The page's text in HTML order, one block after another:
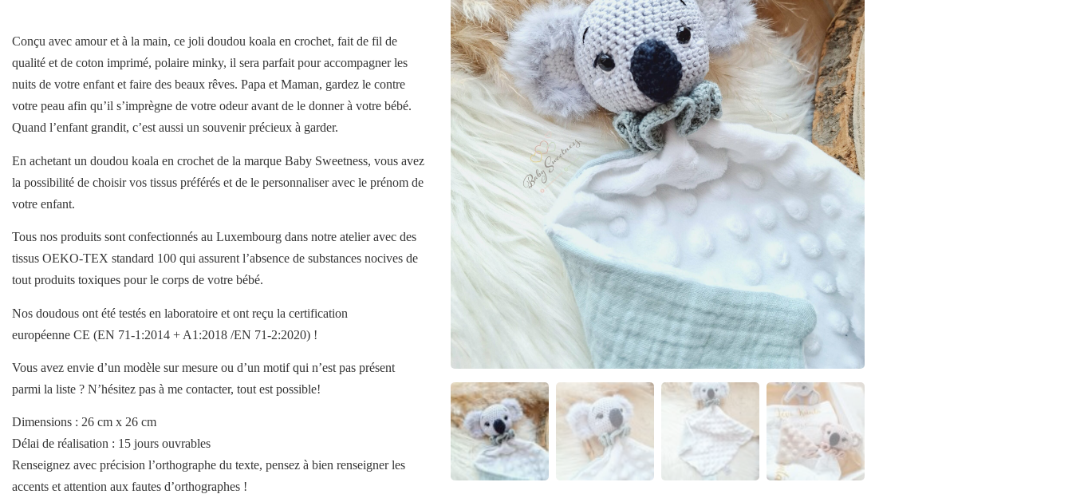
Conçu avec amour et à la main, ce joli doudou koala en crochet, fait de fil de
qualité et de coton imprimé, polaire minky, il sera parfait pour accompagner les
nuits de votre enfant et faire des beaux rêves. Papa et Maman, gardez le contre
votre peau afin qu’il s’imprègne de votre odeur avant de le donner à votre bébé.
Quand l’enfant grandit, c’est aussi un souvenir précieux à garder.
En achetant un doudou koala en crochet de la marque Baby Sweetness, vous avez
la possibilité de choisir vos tissus préférés et de le personnaliser avec le prénom de
votre enfant.
Tous nos produits sont confectionnés au Luxembourg dans notre atelier avec des
tissus OEKO-TEX standard 100 qui assurent l’absence de substances nocives de
tout produits toxiques pour le corps de votre bébé.
Nos doudous ont été testés en laboratoire et ont reçu la certification
européenne CE (EN 71-1:2014 + A1:2018 /EN 71-2:2020) !
Vous avez envie d’un modèle sur mesure ou d’un motif qui n’est pas présent
parmi la liste ? N’hésitez pas à me contacter, tout est possible!
Dimensions : 26 cm x 26 cm
Délai de réalisation : 15 jours ouvrables
Renseignez avec précision l’orthographe du texte, pensez à bien renseigner les
accents et attention aux fautes d’orthographes !